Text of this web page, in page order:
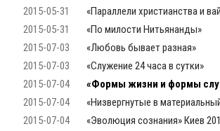
2015-05-31
«Параллели христианства и
2015-05-31
«По милости Нитьянанды»
2015-07-03
«Любовь бывает разная»
2015-07-03
«Служение 24 часа в сутки»
2015-07-04
«Формы жизни и формы
2015-07-04
«Низвергнутые в
2015-07-04
«Эволюция сознания» Киев